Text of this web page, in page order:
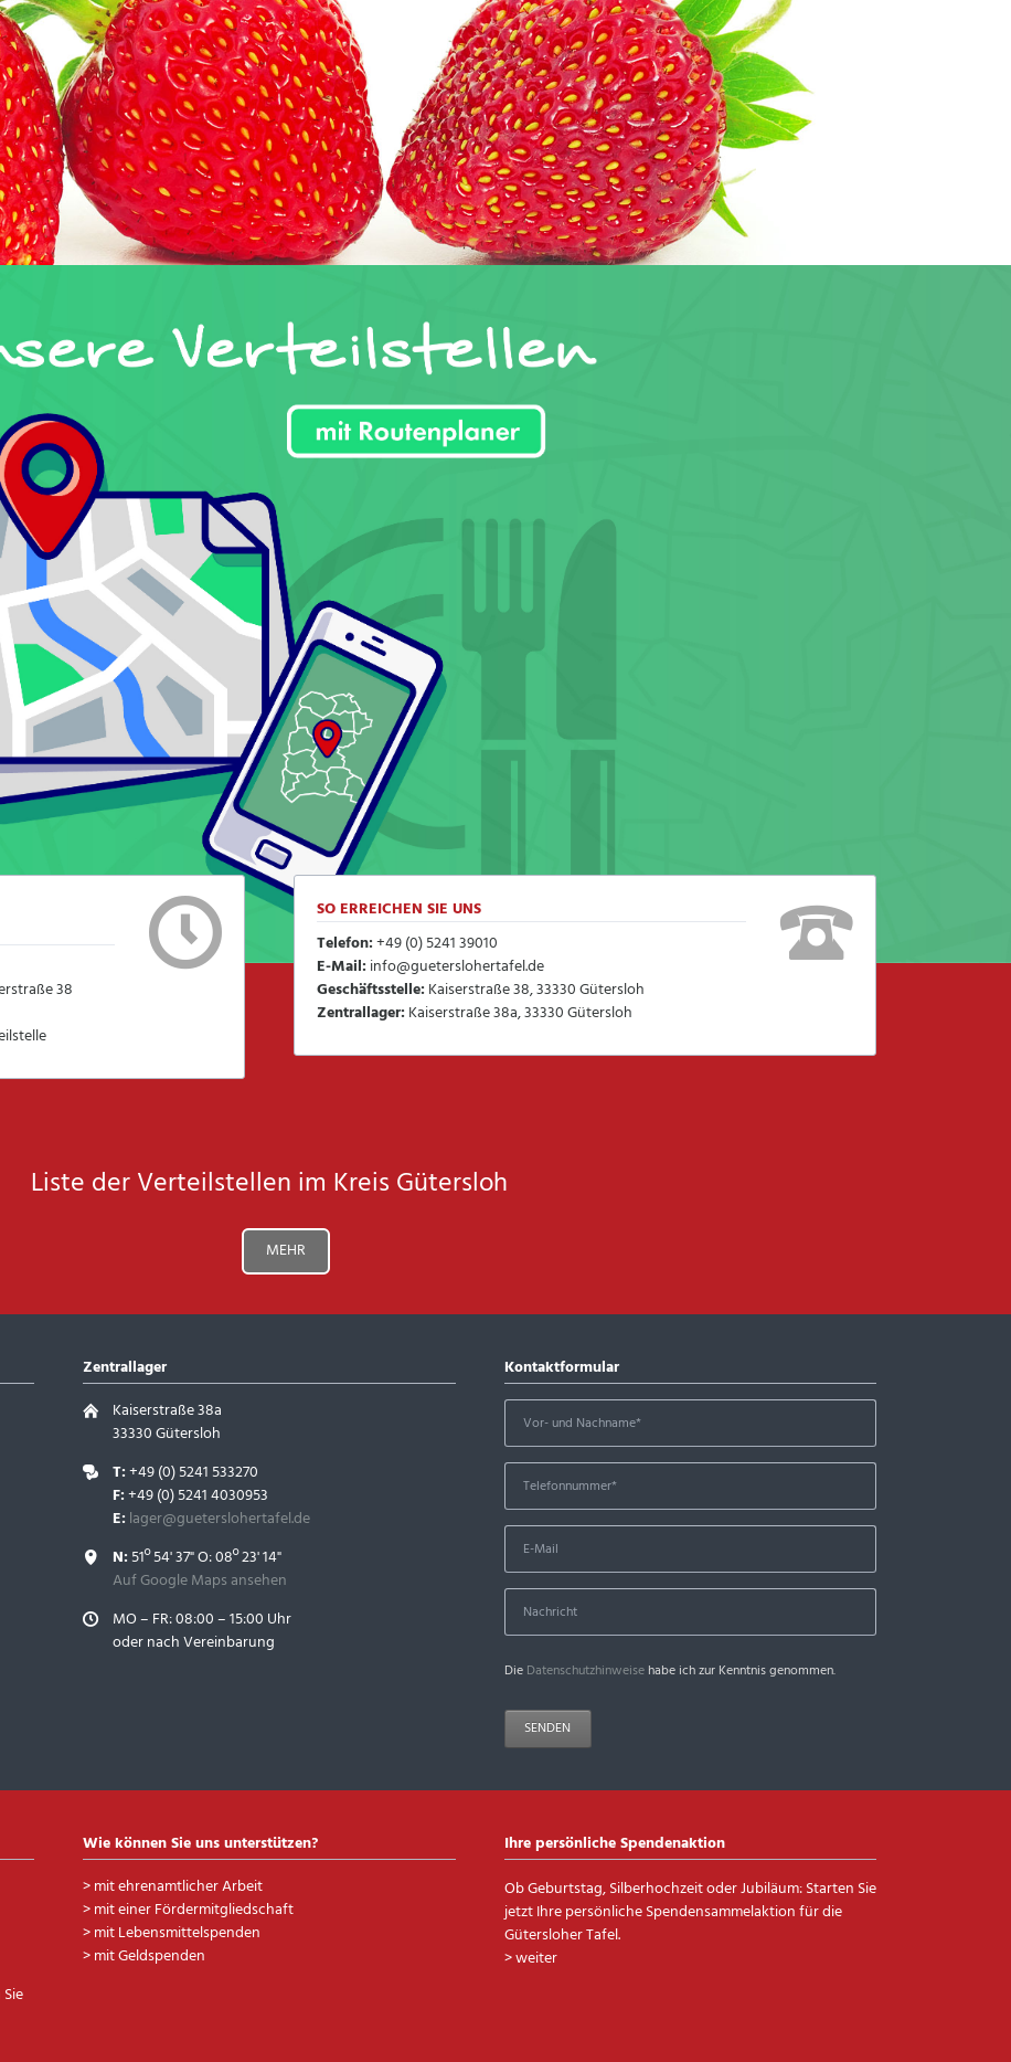
38
SO ERREICHEN SIE UNS
Telefon:+49 (0) 5241 39010
E-Mail: info@gueterslohertafel.de
Geschäftsstelle: Kaiserstraße 38, 33330 Gütersloh
Zentrallager: Kaiserstraße 38a, 33330 Gütersloh
Liste der Verteilstellen im Kreis Gütersloh
MEHR
Zentrallager
Kaiserstraße 38a
33330 Gütersloh
T:+49 (0) 5241 533270
F:+49 (0) 5241 4030953
E: lager@gueterslohertafel.de
N: 51º 54' 37" O: 08º 23' 14"
Auf Google Maps ansehen
MO – FR: 08:00 – 15:00 Uhr
oder nach Vereinbarung
Kontaktformular
Die Datenschutzhinweisehabe ich zur Kenntnis genommen.
SENDEN
Wie können Sie uns unterstützen?
>mit ehrenamtlicher Arbeit
>mit einer Fördermitgliedschaft
>mit Lebensmittelspenden
>mit Geldspenden
Ihre persönliche Spendenaktion
Ob Geburtstag, Silberhochzeit oder Jubiläum: Starten Sie
jetzt Ihre persönliche Spendensammelaktion für die
Gütersloher Tafel.
> weiter